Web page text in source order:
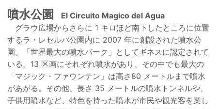
噴水公園
El Circuito Magico del Agua
グラウ広場からさらに 1 キロほど南下したところに位置
するラ・レセルバ公園内に 2007 年に創設された噴水公
園。「世界最大の噴水パーク」としてギネスに認定されて
いる。13 区画にそれぞれ噴水があり、その中でも最大の
「マジック・ファウンテン」は高さ80 メートルまで噴水
があがる。その他、長さ 35 メートルの噴水トンネルや、
子供用噴水など、特色を持った噴水が市民や観光客を楽し